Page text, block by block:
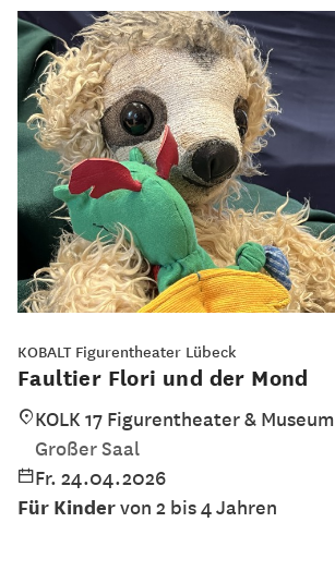
KOBALT Figurentheater Lübeck
Faultier Flori und der Mond
KOLK 17 Figurentheater & Museum
Großer Saal
Fr. 24.04.2026
Für Kindervon 2 bis 4 Jahren